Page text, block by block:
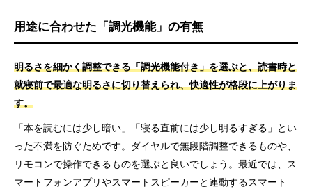
用途に合わせた「調光機能」の有無
明るさを細かく調整できる「調光機能付き」を選ぶと、読書時と
就寝前で最適な明るさに切り替えられ、快適性が格段に上がりま
す。
「本を読むには少し暗い」「寝る直前には少し明るすぎる」とい
った不満を防ぐためです。ダイヤルで無段階調整できるものや、
リモコンで操作できるものを選ぶと良いでしょう。最近では、ス
マートフォンアプリやスマートスピーカーと連動するスマート